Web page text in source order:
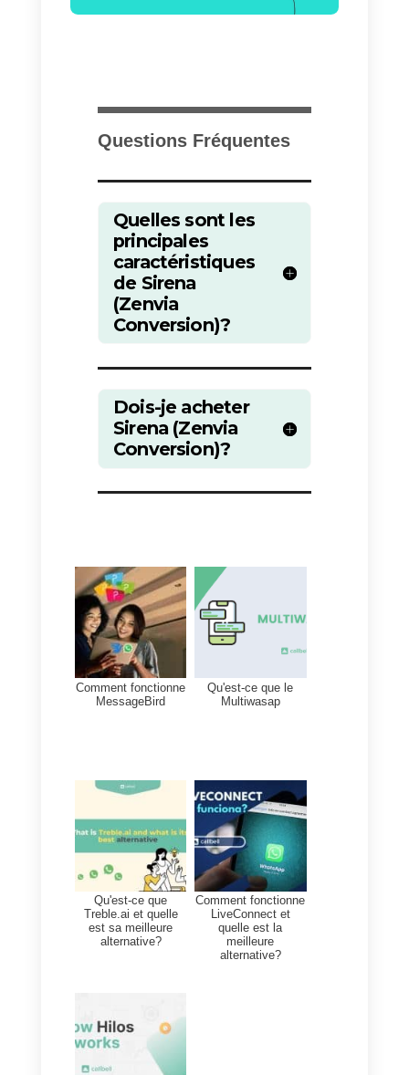
Sirena (Zenvia Conversion) car
et d’une grande expérience sur le
marché, avec un capital assez
important, il est conseillé
d’acquérir ce logiciel pour
améliorer la communication
interne et externe de votre
entreprise.
recommandons pas l’acquisition
de Sirena (Zenvia Conversion)
car elle est particulièrement
coûteuse. En outre, elle est très
œuvre. Il est généralement
conseillé d’acquérir un
communication adapté à votre
entreprise: dans ce cas, il existe
de nombreuses alternatives avec
de nombreux types d’avantages
adaptés à votre entreprise.